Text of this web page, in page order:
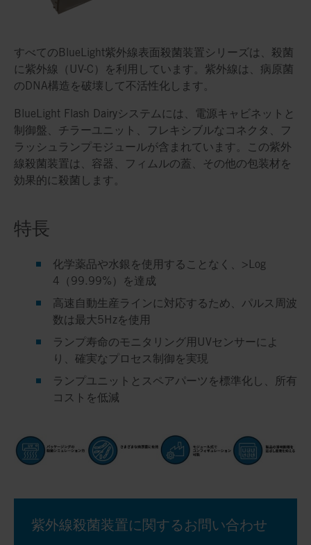
すべてのBlueLight紫外線表面殺菌装置シリーズは、殺菌
に紫外線（UV-C）を利用しています。紫外線は、病原菌
のDNA構造を破壊して不活性化します。
BlueLight Flash Dairyシステムには、電源キャビネットと
制御盤、チラーユニット、フレキシブルなコネクタ、フ
ラッシュランプモジュールが含まれています。この紫外
線殺菌装置は、容器、フィムルの蓋、その他の包装材を
効果的に殺菌します。
特長
化学薬品や水銀を使用することなく、>Log
4（99.99%）を達成
高速自動生産ラインに対応するため、パルス周波
数は最大5Hzを使用
ランプ寿命のモニタリング用UVセンサーによ
り、確実なプロセス制御を実現
ランプユニットとスペアパーツを標準化し、所有
コストを低減
紫外線殺菌装置に関するお問い合わせ